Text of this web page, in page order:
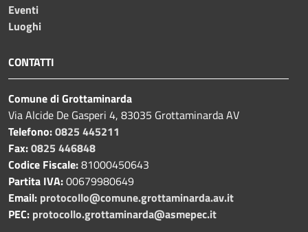
Eventi
Luoghi
CONTATTI
Comune di Grottaminarda
Via Alcide De Gasperi 4, 83035 Grottaminarda AV
Telefono:0825 445211
Fax:0825 446848
Codice Fiscale:81000450643
Partita IVA:00679980649
Email: protocollo@comune.grottaminarda.av.it
PEC: protocollo.grottaminarda@asmepec.it